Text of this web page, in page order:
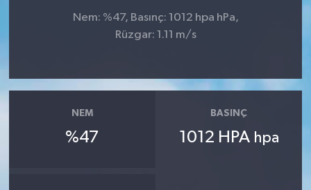
Nem: %47, Basınç: 1012 hpa hPa,
Rüzgar: 1.11 m/s
NEM
%47
BASINÇ
1012 HPA hpa
YEREL YÖNETİM
MEDYA